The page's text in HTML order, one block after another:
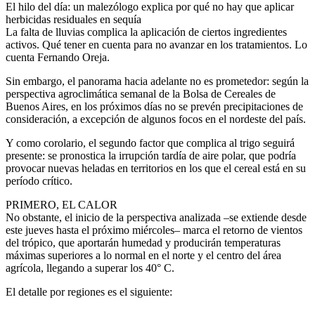
El hilo del día: un malezólogo explica por qué no hay que aplicar
herbicidas residuales en sequía
La falta de lluvias complica la aplicación de ciertos ingredientes
activos. Qué tener en cuenta para no avanzar en los tratamientos. Lo
cuenta Fernando Oreja.
Sin embargo, el panorama hacia adelante no es prometedor: según la
perspectiva agroclimática semanal de la Bolsa de Cereales de
Buenos Aires, en los próximos días no se prevén precipitaciones de
consideración, a excepción de algunos focos en el nordeste del país.
Y como corolario, el segundo factor que complica al trigo seguirá
presente: se pronostica la irrupción tardía de aire polar, que podría
provocar nuevas heladas en territorios en los que el cereal está en su
período crítico.
PRIMERO, EL CALOR
No obstante, el inicio de la perspectiva analizada –se extiende desde
este jueves hasta el próximo miércoles– marca el retorno de vientos
del trópico, que aportarán humedad y producirán temperaturas
máximas superiores a lo normal en el norte y el centro del área
agrícola, llegando a superar los 40° C.
El detalle por regiones es el siguiente: